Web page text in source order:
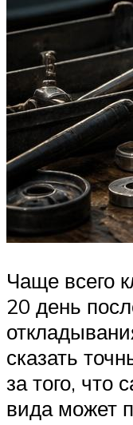
Чаще всего
20 день
сказать
за того, что
вида может